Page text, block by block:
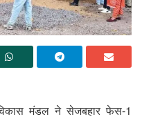
विकास मंडल ने सेजबहार फेस-1